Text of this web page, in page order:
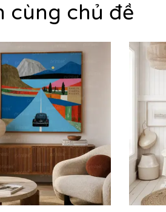
cùng chủ đề